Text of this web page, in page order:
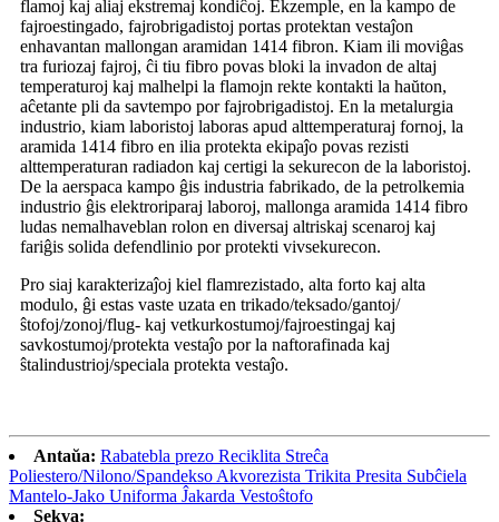
flamoj kaj aliaj ekstremaj kondiĉoj. Ekzemple, en la kampo de
fajroestingado, fajrobrigadistoj portas protektan vestaĵon
enhavantan mallongan aramidan 1414 fibron. Kiam ili moviĝas
tra furiozaj fajroj, ĉi tiu fibro povas bloki la invadon de altaj
temperaturoj kaj malhelpi la flamojn rekte kontakti la haŭton,
aĉetante pli da savtempo por fajrobrigadistoj. En la metalurgia
industrio, kiam laboristoj laboras apud alttemperaturaj fornoj, la
aramida 1414 fibro en ilia protekta ekipaĵo povas rezisti
alttemperaturan radiadon kaj certigi la sekurecon de la laboristoj.
De la aerspaca kampo ĝis industria fabrikado, de la petrolkemia
industrio ĝis elektroriparaj laboroj, mallonga aramida 1414 fibro
ludas nemalhaveblan rolon en diversaj altriskaj scenaroj kaj
fariĝis solida defendlinio por protekti vivsekurecon.
Pro siaj karakterizaĵoj kiel flamrezistado, alta forto kaj alta
modulo, ĝi estas vaste uzata en trikado/teksado/gantoj/
ŝtofoj/zonoj/flug- kaj vetkurkostumoj/fajroestingaj kaj
savkostumoj/protekta vestaĵo por la naftorafinada kaj
ŝtalindustrioj/speciala protekta vestaĵo.
Antaŭa: Rabatebla prezo Reciklita Streĉa
Poliestero/Nilono/Spandekso Akvorezista Trikita Presita Subĉiela
Mantelo-Jako Uniforma Ĵakarda Vestoŝtofo
Sekva: